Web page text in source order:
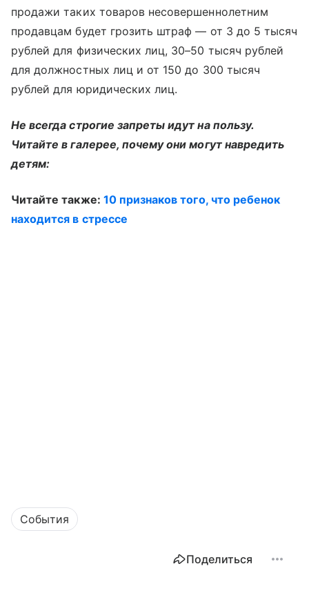
продажи таких товаров несовершеннолетним
продавцам будет грозить штраф — от 3 до 5 тысяч
рублей для физических лиц, 30–50 тысяч рублей
для должностных лиц и от 150 до 300 тысяч
рублей для юридических лиц.
Не всегда строгие запреты идут на пользу.
Читайте в галерее, почему они могут навредить
детям:
Читайте также: 10 признаков того, что ребенок
находится в стрессе
События
Поделиться